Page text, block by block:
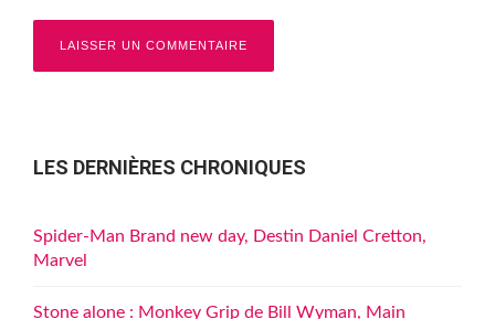
LES DERNIÈRES CHRONIQUES
Spider-Man Brand new day, Destin Daniel Cretton,
Marvel
Stone alone : Monkey Grip de Bill Wyman, Main